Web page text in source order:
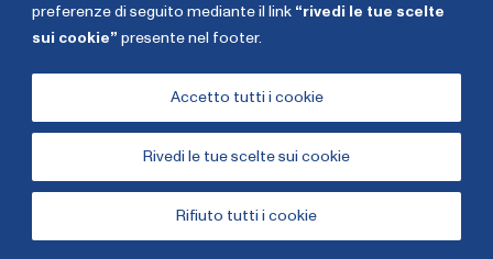
preferenze di seguito mediante il link “rivedi le tue scelte
sui cookie” presente nel footer.
Rivedi le tue scelte sui cookie
Rifiuto tutti i cookie
Accetto tutti i cookie
2026
Cookies Privacy Policy